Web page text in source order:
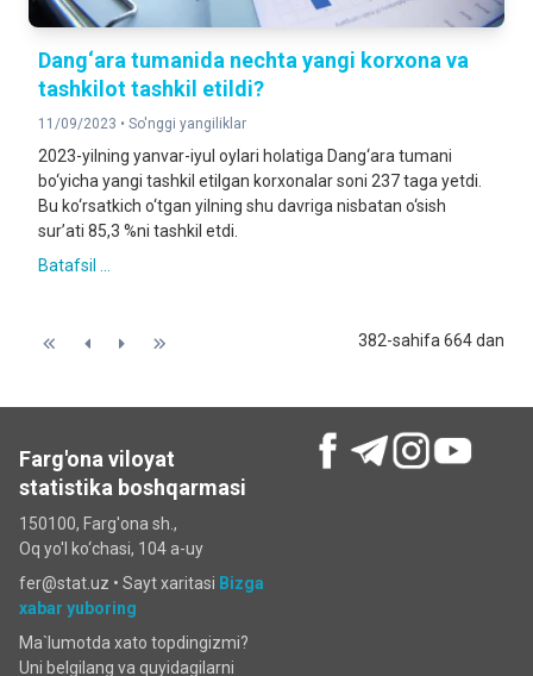
Dang‘ara tumanida nechta yangi korxona va
tashkilot tashkil etildi?
11/09/2023 • So'nggi yangiliklar
2023-yilning yanvar-iyul oylari holatiga Dang‘ara tumani
bo‘yicha yangi tashkil etilgan korxonalar soni 237 taga yetdi.
Bu ko‘rsatkich o‘tgan yilning shu davriga nisbatan o‘sish
sur’ati 85,3 %ni tashkil etdi.
Batafsil ...
382-sahifa 664 dan
Farg'ona viloyat
statistika boshqarmasi
150100, Farg'ona sh.,
Oq yo'l ko‘chаsi, 104 a-uy
fer@stat.uz • Sayt xaritasi Bizga
xabar yuboring
Ma`lumotda xato topdingizmi?
Uni belgilang va quyidagilarni